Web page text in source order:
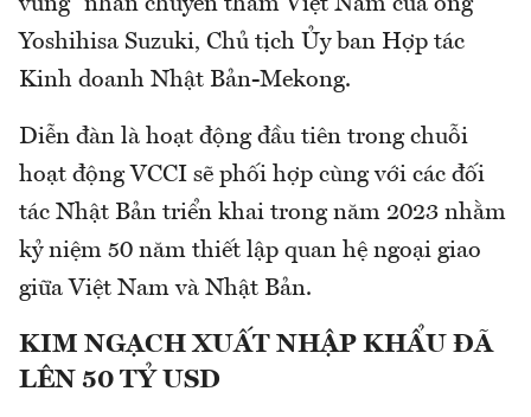
vững” nhân chuyến thăm Việt Nam của ông
Yoshihisa Suzuki, Chủ tịch Ủy ban Hợp tác
Kinh doanh Nhật Bản-Mekong.
Diễn đàn là hoạt động đầu tiên trong chuỗi
hoạt động VCCI sẽ phối hợp cùng với các đối
tác Nhật Bản triển khai trong năm 2023 nhằm
kỷ niệm 50 năm thiết lập quan hệ ngoại giao
giữa Việt Nam và Nhật Bản.
KIM NGẠCH XUẤT NHẬP KHẨU ĐÃ
LÊN 50 TỶ USD